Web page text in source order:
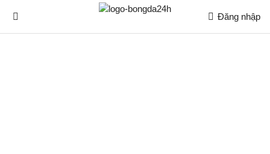
Đăng nhập